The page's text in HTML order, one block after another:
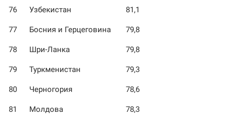
76 Узбекистан 81,1
77 Босния и Герцеговина 79,8
78 Шри-Ланка 79,8
79 Туркменистан 79,3
80 Черногория 78,6
81 Молдова 78,3